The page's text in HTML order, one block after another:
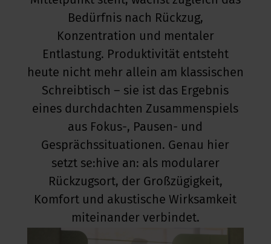
Bedürfnis nach Rückzug,
Konzentration und mentaler
Entlastung. Produktivität entsteht
heute nicht mehr allein am klassischen
Schreibtisch – sie ist das Ergebnis
eines durchdachten Zusammenspiels
aus Fokus-, Pausen- und
Gesprächssituationen. Genau hier
setzt se:hive an: als modularer
Rückzugsort, der Großzügigkeit,
Komfort und akustische Wirksamkeit
miteinander verbindet.